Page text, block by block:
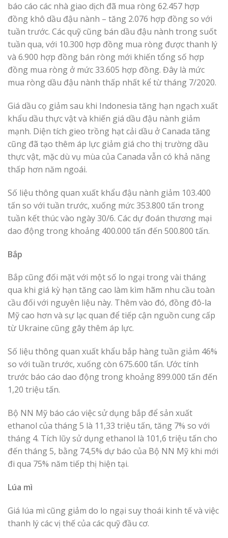
báo cáo các nhà giao dịch đã mua ròng 62.457 hợp
đồng khô dầu đậu nành – tăng 2.076 hợp đồng so với
tuần trước. Các quỹ cũng bán dầu đậu nành trong suốt
tuần qua, với 10.300 hợp đồng mua ròng được thanh lý
và 6.900 hợp đồng bán ròng mới khiến tổng số hợp
đồng mua ròng ở mức 33.605 hợp đồng. Đây là mức
mua ròng dầu đậu nành thấp nhất kể từ tháng 7/2020.
Giá dầu cọ giảm sau khi Indonesia tăng hạn ngạch xuất
khẩu dầu thực vật và khiến giá dầu đậu nành giảm
mạnh. Diện tích gieo trồng hạt cải dầu ở Canada tăng
cũng đã tạo thêm áp lực giảm giá cho thị trường dầu
thực vật, mặc dù vụ mùa của Canada vẫn có khả năng
thấp hơn năm ngoái.
Số liệu thông quan xuất khẩu đậu nành giảm 103.400
tấn so với tuần trước, xuống mức 353.800 tấn trong
tuần kết thúc vào ngày 30/6. Các dự đoán thương mại
dao động trong khoảng 400.000 tấn đến 500.800 tấn.
Bắp
Bắp cũng đối mặt với một số lo ngại trong vài tháng
qua khi giá kỳ hạn tăng cao làm kìm hãm nhu cầu toàn
cầu đối với nguyên liệu này. Thêm vào đó, đồng đô-la
Mỹ cao hơn và sự lạc quan để tiếp cận nguồn cung cấp
từ Ukraine cũng gây thêm áp lực.
Số liệu thông quan xuất khẩu bắp hàng tuần giảm 46%
so với tuần trước, xuống còn 675.600 tấn. Ước tính
trước báo cáo dao động trong khoảng 899.000 tấn đến
1,20 triệu tấn.
Bộ NN Mỹ báo cáo việc sử dụng bắp để sản xuất
ethanol của tháng 5 là 11,33 triệu tấn, tăng 7% so với
tháng 4. Tích lũy sử dụng ethanol là 101,6 triệu tấn cho
đến tháng 5, bằng 74,5% dự báo của Bộ NN Mỹ khi mới
đi qua 75% năm tiếp thị hiện tại.
Lúa mì
Giá lúa mì cũng giảm do lo ngại suy thoái kinh tế và việc
thanh lý các vị thế của các quỹ đầu cơ.